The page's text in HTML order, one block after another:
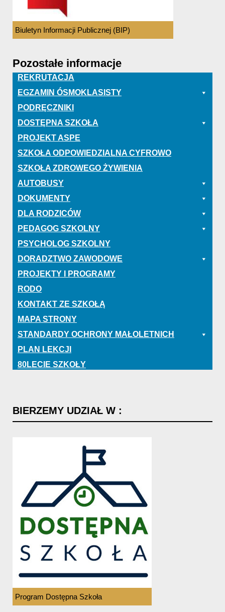
Biuletyn Informacji Publicznej (BIP)
Pozostałe informacje
REKRUTACJA
EGZAMIN ÓSMOKLASISTY
PODRĘCZNIKI
DOSTĘPNA SZKOŁA
PROJEKT ASPE
SZKOŁA ODPOWIEDZIALNA CYFROWO
SZKOŁA ZDROWEGO ŻYWIENIA
AUTOBUSY
DOKUMENTY
DLA RODZICÓW
PEDAGOG SZKOLNY
PSYCHOLOG SZKOLNY
DORADZTWO ZAWODOWE
PROJEKTY I PROGRAMY
RODO
KONTAKT ZE SZKOŁĄ
MAPA STRONY
STANDARDY OCHRONY MAŁOLETNICH
PLAN LEKCJI
80LECIE SZKOŁY
BIERZEMY UDZIAŁ W :
Program Dostępna Szkoła